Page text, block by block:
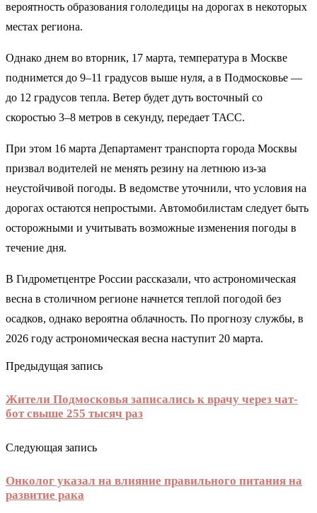
вероятность образования гололедицы на дорогах в некоторых
местах региона.
Однако днем во вторник, 17 марта, температура в Москве
поднимется до 9–11 градусов выше нуля, а в Подмосковье —
до 12 градусов тепла. Ветер будет дуть восточный со
скоростью 3–8 метров в секунду, передает ТАСС.
При этом 16 марта Департамент транспорта города Москвы
призвал водителей не менять резину на летнюю из-за
неустойчивой погоды. В ведомстве уточнили, что условия на
дорогах остаются непростыми. Автомобилистам следует быть
осторожными и учитывать возможные изменения погоды в
течение дня.
В Гидрометцентре России рассказали, что астрономическая
весна в столичном регионе начнется теплой погодой без
осадков, однако вероятна облачность. По прогнозу службы, в
2026 году астрономическая весна наступит 20 марта.
Предыдущая запись
Жители Подмосковья записались к врачу через чат-
бот свыше 255 тысяч раз
Следующая запись
Онколог указал на влияние правильного питания на
развитие рака